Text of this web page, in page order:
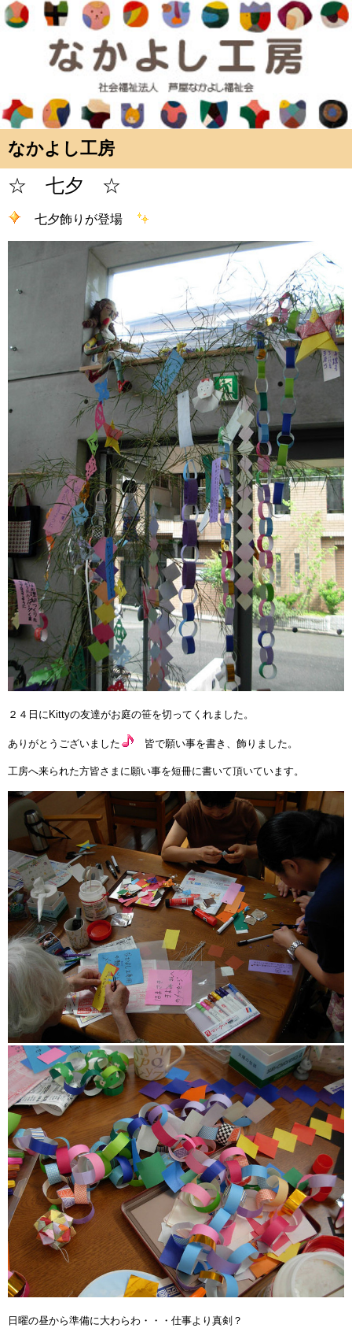
なかよし工房
☆ 七夕 ☆
七夕飾りが登場
２４日にKittyの友達がお庭の笹を切ってくれました。
ありがとうございました 皆で願い事を書き、飾りました。
工房へ来られた方皆さまに願い事を短冊に書いて頂いています。
日曜の昼から準備に大わらわ・・・仕事より真剣？